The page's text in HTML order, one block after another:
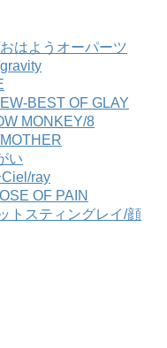
はようオーパーツ
BEST OF GLAY
MONKEY/8
い
Ciel/ray
OF PAIN
トスティングレイ/顔